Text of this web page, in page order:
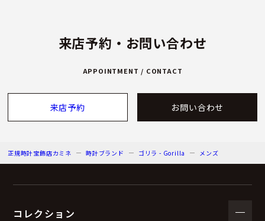
来店予約・お問い合わせ
APPOINTMENT / CONTACT
来店予約 お問い合わせ
正規時計宝飾店カミネ 時計ブランド ゴリラ - Gorilla メンズ
コレクション